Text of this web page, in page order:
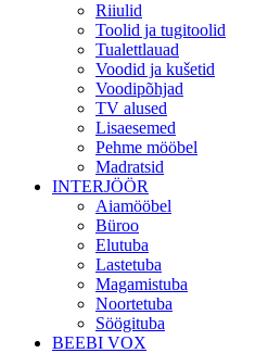
Riiulid
Toolid ja tugitoolid
Tualettlauad
Voodid ja kušetid
Voodipõhjad
TV alused
Lisaesemed
Pehme mööbel
Madratsid
INTERJÖÖR
Aiamööbel
Büroo
Elutuba
Lastetuba
Magamistuba
Noortetuba
Söögituba
BEEBI VOX